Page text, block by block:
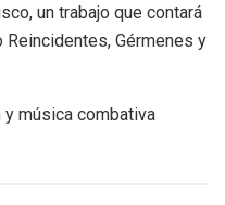
un trabajo que contará
Gérmenes y
música combativa